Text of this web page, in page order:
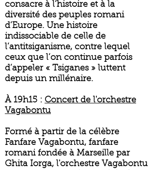
consacre à l’histoire et à la
diversité des peuples romani
d’Europe. Une histoire
indissociable de celle de
l’antitsiganisme, contre lequel
ceux que l’on continue parfois
d’appeler « Tsiganes » luttent
depuis un millénaire.
À 19h15 : Concert de l'orchestre
Vagabontu
Formé à partir de la célèbre
Fanfare Vagabontu, fanfare
romani fondée à Marseille par
Ghita Iorga, l'orchestre Vagabontu